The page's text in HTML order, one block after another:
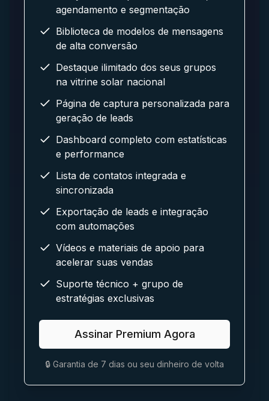
agendamento e segmentação
Biblioteca de modelos de mensagens
de alta conversão
Destaque ilimitado dos seus grupos
na vitrine solar nacional
Página de captura personalizada para
geração de leads
Dashboard completo com estatísticas
e performance
Lista de contatos integrada e
sincronizada
Exportação de leads e integração
com automações
Vídeos e materiais de apoio para
acelerar suas vendas
Suporte técnico + grupo de
estratégias exclusivas
Assinar Premium Agora
🔒 Garantia de 7 dias ou seu dinheiro de volta